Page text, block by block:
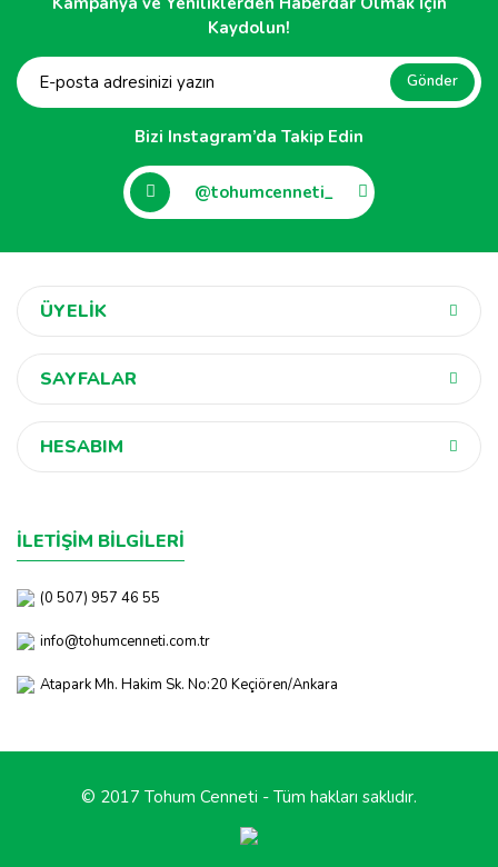
Kaydolun!
Gönder
Bizi Instagram’da Takip Edin
@tohumcenneti_
ÜYELİK
SAYFALAR
HESABIM
İLETİŞİM BİLGİLERİ
(0 507) 957 46 55
info@tohumcenneti.com.tr
Atapark Mh. Hakim Sk. No:20 Keçiören/Ankara
© 2017 Tohum Cenneti - Tüm hakları saklıdır.